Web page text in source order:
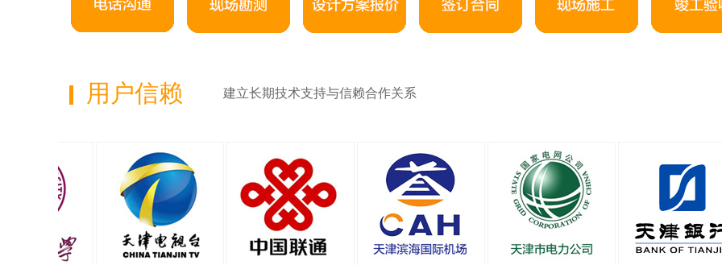
用户信赖 建立长期技术支持与信赖合作关系